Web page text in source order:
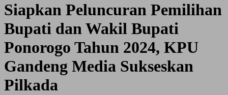
Siapkan Peluncuran Pemilihan
Bupati dan Wakil Bupati
Ponorogo Tahun 2024, KPU
Gandeng Media Sukseskan
Pilkada